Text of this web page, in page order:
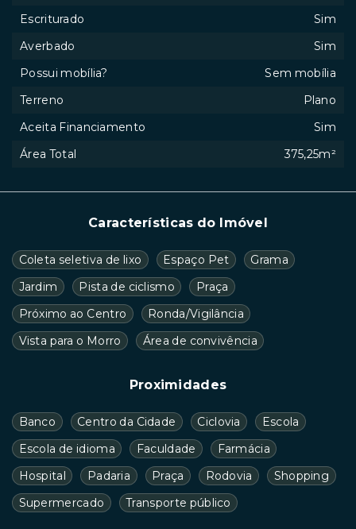
Características do Imóvel
Coleta seletiva de lixo Espaço Pet
Grama
Jardim
Pista de ciclismo
Praça
Próximo ao Centro
Ronda/Vigilância
Vista para o Morro
Área de convivência
Proximidades
Banco Centro da Cidade Ciclovia
Escola
Escola de idioma
Faculdade
Farmácia
Hospital
Padaria Praça Rodovia
Shopping
Supermercado
Transporte público
Escriturado
Sim
Averbado
Sim
Possui mobília?
Sem mobília
Terreno
Plano
Aceita Financiamento
Sim
Área Total
375,25m²